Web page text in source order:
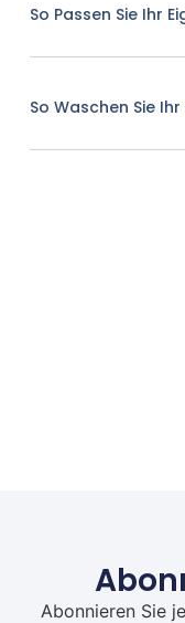
So Passen Sie Ihr
So Waschen Sie
Abonnieren Sie